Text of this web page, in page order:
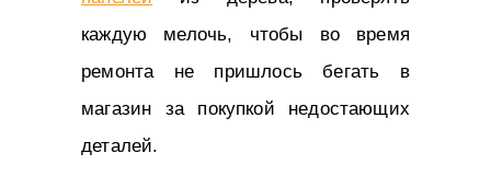
каждую мелочь, чтобы во время
ремонта не пришлось бегать в
магазин за покупкой недостающих
деталей.